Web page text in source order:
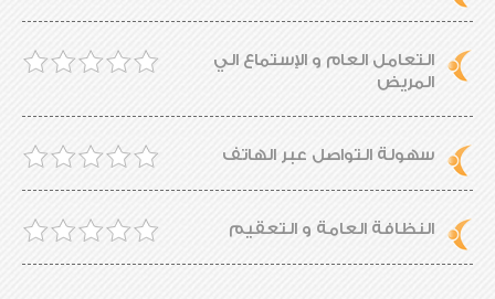
التعامل العام و الإستماع الي
المريض
سهولة التواصل عبر الهاتف
النظافة العامة و التعقيم